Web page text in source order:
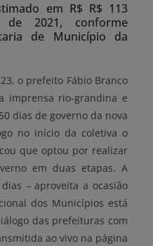
em R$ R$ 113
2021, conforme
de Município da
o prefeito Fábio Branco
imprensa rio-grandina e
dias de governo da nova
no início da coletiva o
que optou por realizar
em duas etapas. A
– aproveita a ocasião
dos Municípios está
das prefeituras com
ao vivo na página